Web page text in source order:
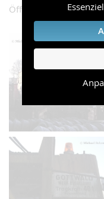
Öffentliche Galerie/